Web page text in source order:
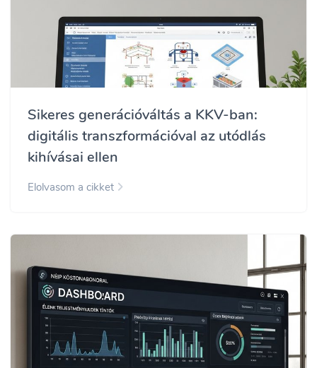
Sikeres generációváltás a KKV-ban:
digitális transzformációval az utódlás
kihívásai ellen
Elolvasom a cikket